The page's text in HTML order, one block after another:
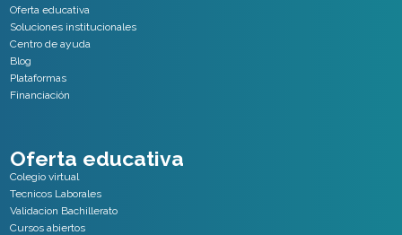
Oferta educativa
Soluciones institucionales
Centro de ayuda
Blog
Plataformas
Financiación
Oferta educativa
Colegio virtual
Tecnicos Laborales
Validacion Bachillerato
Cursos abiertos